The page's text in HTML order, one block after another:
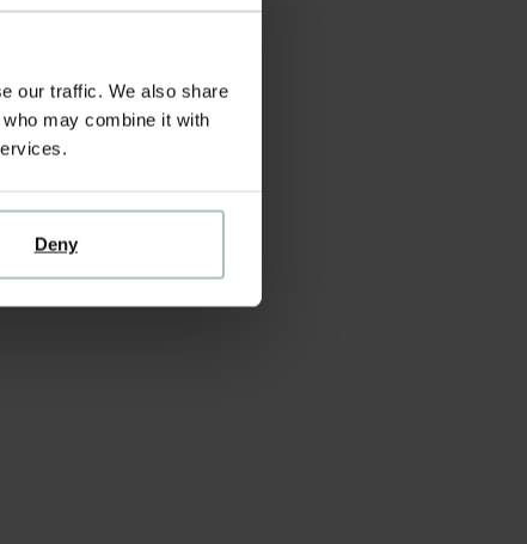
our traffic. We also share
may combine it with
Deny